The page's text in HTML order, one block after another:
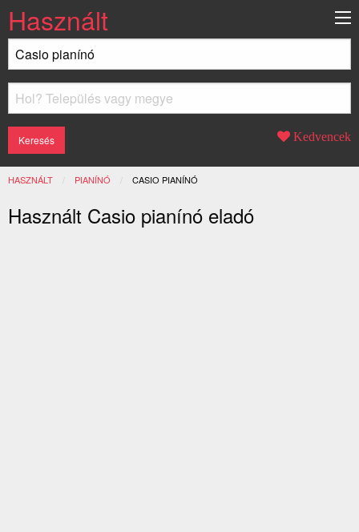
Használt
Kedvencek
HASZNÁLT PIANÍNÓ JELENLEGI:
CASIO PIANÍNÓ
Használt Casio pianínó eladó